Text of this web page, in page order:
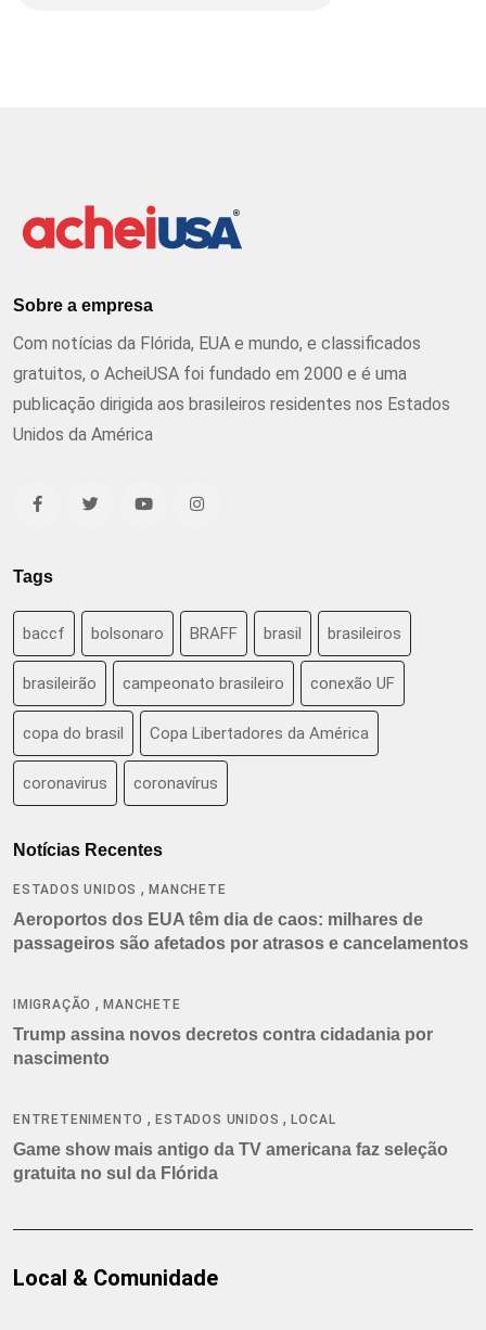
Sobre a empresa
Com notícias da Flórida, EUA e mundo, e classificados
gratuitos, o AcheiUSA foi fundado em 2000 e é uma
publicação dirigida aos brasileiros residentes nos Estados
Unidos da América
Tags
baccf bolsonaro BRAFF brasil brasileiros
brasileirão campeonato brasileiro conexão UF
copa do brasil Copa Libertadores da América
coronavirus coronavírus
Notícias Recentes
ESTADOS UNIDOS ,MANCHETE
Aeroportos dos EUA têm dia de caos: milhares de
passageiros são afetados por atrasos e cancelamentos
IMIGRAÇÃO ,MANCHETE
Trump assina novos decretos contra cidadania por
nascimento
ENTRETENIMENTO ,ESTADOS UNIDOS ,LOCAL
Game show mais antigo da TV americana faz seleção
gratuita no sul da Flórida
Local & Comunidade